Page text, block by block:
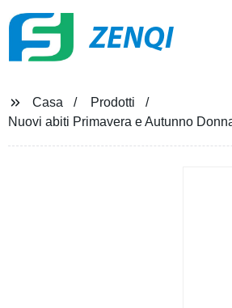
ZENQI
Casa
Prodotti
Nuovi abiti Primavera e Autunno